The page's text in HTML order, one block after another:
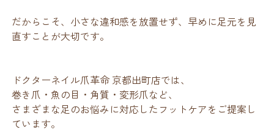
だからこそ、小さな違和感を放置せず、早めに足元を見
直すことが大切です。
ドクターネイル爪革命 京都出町店では、
巻き爪・魚の目・角質・変形爪など、
さまざまな足のお悩みに対応したフットケアをご提案し
ています。